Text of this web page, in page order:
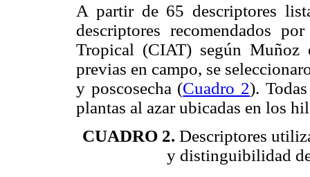
A partir de 65 descriptores
descriptores recomendados
Tropical (CIAT) según Muñoz
previas en campo, se
y poscosecha (Cuadro 2).
plantas al azar ubicadas en los
CUADRO 2. Descriptores
y distinguibilidad